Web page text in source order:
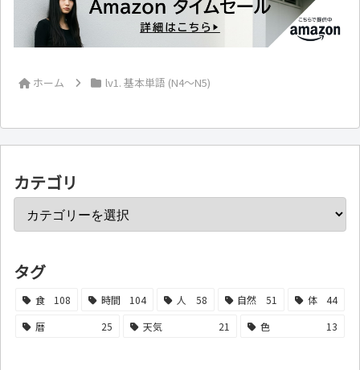
ホーム lv1. 基本単語 (N4～N5)
カテゴリ
タグ
食 108 時間 104 人 58 自然 51 体
44
暦
25 天気 21 色 13